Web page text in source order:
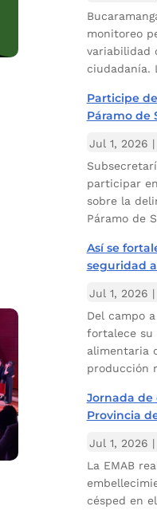
monitoreo
variabilidad
ciudadanía.
Participe
Páramo de
Jul 1, 2026 |
participar
sobre la
Páramo de
Así se
seguridad
Jul 1, 2026 |
Del campo
fortalece su
alimentaria
producción
Jornada
Provincia
Jul 1, 2026 |
La EMAB
césped en